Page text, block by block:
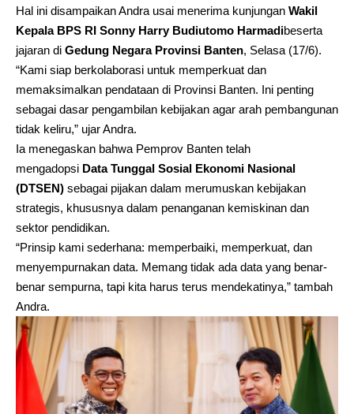
Hal ini disampaikan Andra usai menerima kunjungan Wakil
Kepala BPS RI Sonny Harry Budiutomo Harmadibeserta
jajaran di Gedung Negara Provinsi Banten, Selasa (17/6).
“Kami siap berkolaborasi untuk memperkuat dan
memaksimalkan pendataan di Provinsi Banten. Ini penting
sebagai dasar pengambilan kebijakan agar arah pembangunan
tidak keliru,” ujar Andra.
Ia menegaskan bahwa Pemprov Banten telah
mengadopsi Data Tunggal Sosial Ekonomi Nasional
(DTSEN) sebagai pijakan dalam merumuskan kebijakan
strategis, khususnya dalam penanganan kemiskinan dan
sektor pendidikan.
“Prinsip kami sederhana: memperbaiki, memperkuat, dan
menyempurnakan data. Memang tidak ada data yang benar-
benar sempurna, tapi kita harus terus mendekatinya,” tambah
Andra.